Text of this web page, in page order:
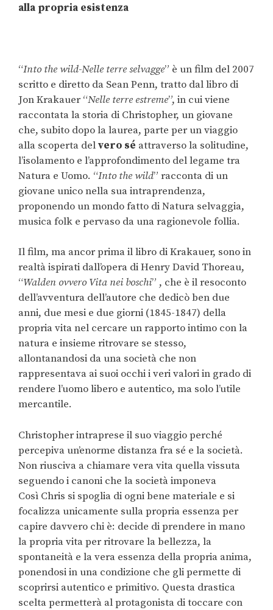
alla propria esistenza
“Into the wild-Nelle terre selvagge” è un film del 2007
scritto e diretto da Sean Penn, tratto dal libro di
Jon Krakauer “Nelle terre estreme”, in cui viene
raccontata la storia di Christopher, un giovane
che, subito dopo la laurea, parte per un viaggio
alla scoperta delvero sé attraverso la solitudine,
l’isolamento e l’approfondimento del legame tra
Natura e Uomo. “Into the wild” racconta di un
giovane unico nella sua intraprendenza,
proponendo un mondo fatto di Natura selvaggia,
musica folk e pervaso da una ragionevole follia.
Il film, ma ancor prima il libro di Krakauer, sono in
realtà ispirati dall’opera di Henry David Thoreau,
“Walden ovvero Vita nei boschi” , che è il resoconto
dell’avventura dell’autore che dedicò ben due
anni, due mesi e due giorni (1845-1847) della
propria vita nel cercare un rapporto intimo con la
natura e insieme ritrovare se stesso,
allontanandosi da una società che non
rappresentava ai suoi occhi i veri valori in grado di
rendere l’uomo libero e autentico, ma solo l’utile
mercantile.
Christopher intraprese il suo viaggio perché
percepiva un’enorme distanza fra sé e la società.
Non riusciva a chiamare vera vita quella vissuta
seguendo i canoni che la società imponeva
Così Chris si spoglia di ogni bene materiale e si
focalizza unicamente sulla propria essenza per
capire davvero chi è: decide di prendere in mano
la propria vita per ritrovare la bellezza, la
spontaneità e la vera essenza della propria anima,
ponendosi in una condizione che gli permette di
scoprirsi autentico e primitivo. Questa drastica
scelta permetterà al protagonista di toccare con